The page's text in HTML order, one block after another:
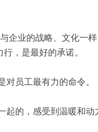
企业的战略、文化一
，是最好的承诺。
员工最有力的命令。
起的，感受到温暖和动